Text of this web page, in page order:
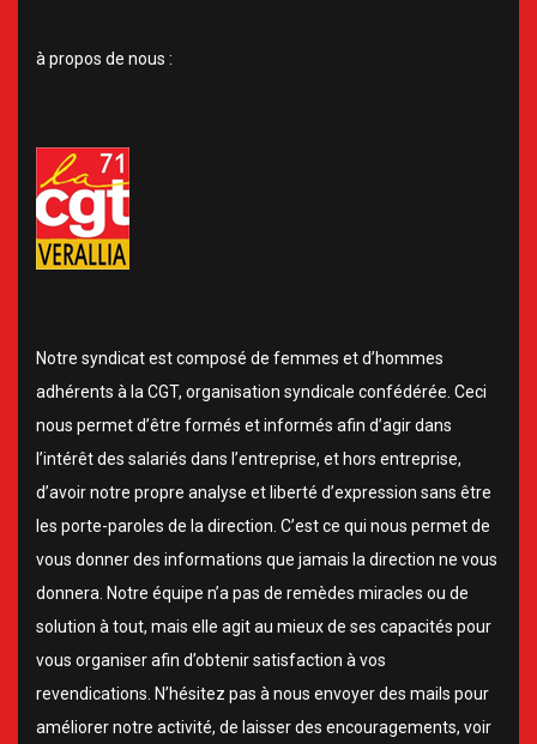
à propos de nous :
Notre syndicat est composé de femmes et d’hommes
adhérents à la CGT, organisation syndicale confédérée. Ceci
nous permet d’être formés et informés afin d’agir dans
l’intérêt des salariés dans l’entreprise, et hors entreprise,
d’avoir notre propre analyse et liberté d’expression sans être
les porte-paroles de la direction. C’est ce qui nous permet de
vous donner des informations que jamais la direction ne vous
donnera. Notre équipe n’a pas de remèdes miracles ou de
solution à tout, mais elle agit au mieux de ses capacités pour
vous organiser afin d’obtenir satisfaction à vos
revendications. N’hésitez pas à nous envoyer des mails pour
améliorer notre activité, de laisser des encouragements, voir